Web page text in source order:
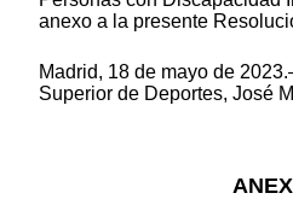
anexo a la presente
Madrid, 18 de mayo de
Superior de Deportes, José